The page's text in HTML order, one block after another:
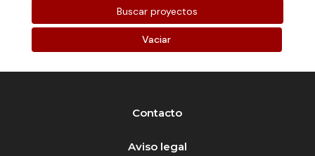
Vaciar
Contacto
Aviso legal